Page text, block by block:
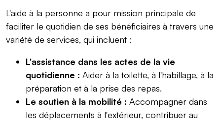
L'aide à la personne a pour mission principale de
faciliter le quotidien de ses bénéficiaires à travers une
variété de services, qui incluent :
L'assistance dans les actes de la vie
quotidienne : Aider à la toilette, à l'habillage, à la
préparation et à la prise des repas.
Le soutien à la mobilité : Accompagner dans
les déplacements à l'extérieur, contribuer au